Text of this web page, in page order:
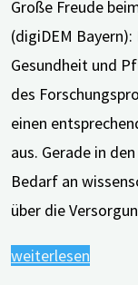
Große Freude
(digiDEM
Gesundheit und
des
einen
aus. Gerade in
Bedarf an
über die
weiterlesen